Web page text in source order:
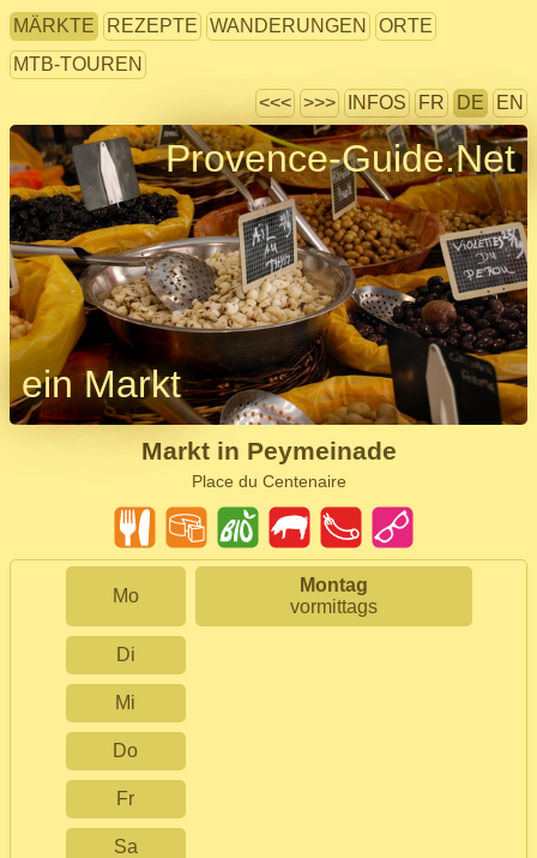
MÄRKTE REZEPTE WANDERUNGEN
ORTE
MTB-TOUREN
<<< >>> INFOS FR DE EN
Provence-Guide.Net
ein Markt
Markt in Peymeinade
Place du Centenaire
Mo
Montag
vormittags
Di
Mi
Do
Fr
Sa